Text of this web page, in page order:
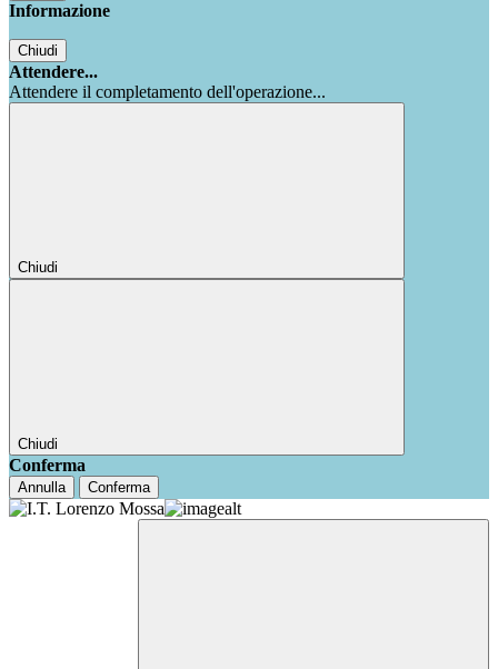
Informazione
Chiudi
Attendere...
Attendere il completamento dell'operazione...
Chiudi
Chiudi
Conferma
Annulla Conferma